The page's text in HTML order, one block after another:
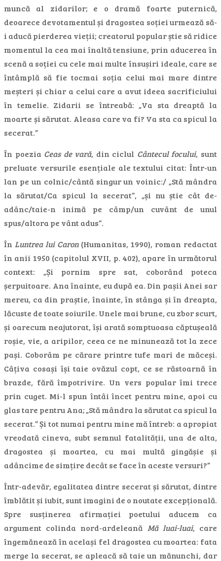
muncă al zidarilor; e o dramă foarte puternică,
deoarece devotamentul și dragostea soției urmează să-
i aducă pierderea vieții; creatorul popular știe să ridice
momentul la cea mai înaltă tensiune, prin aducerea în
scenă a soției cu cele mai multe însușiri ideale, care se
întâmplă să fie tocmai soția celui mai mare dintre
meșteri și chiar a celui care a avut ideea sacrificiului
în temelie. Zidarii se întreabă: „Va sta dreaptă la
moarte și sărutat. Aleasa care va fi? Va sta ca spicul la
secerat.”
În poezia Ceas de vară, din ciclul Cântecul focului, sunt
preluate versurile esențiale ale textului citat: Într-un
lan pe un colnic/cântă singur un voinic:/ „Stă mândra
la sărutat/Ca spicul la secerat”, „și nu știe cât de-
adânc/taie-n inimă pe câmp/un cuvânt de unul
spus/altora pe vânt adus”.
În Luntrea lui Caron(Humanitas, 1990), roman redactat
în anii 1950 (capitolul XVII, p. 402), apare în următorul
context: „Și pornim spre sat, coborând poteca
șerpuitoare. Ana înainte, eu după ea. Din pașii Anei sar
mereu, ca din praștie, înainte, în stânga și în dreapta,
lăcuste de toate soiurile. Unele mai brune, cu zbor scurt,
și oarecum neajutorat, își arată somptuoasa căptușeală
roșie, vie, a aripilor, ceea ce ne minunează tot la zece
pași. Coborâm pe cărare printre tufe mari de măceși.
Câțiva cosași își taie ovăzul copt, ce se răstoarnă în
brazde, fără împotrivire. Un vers popular îmi trece
prin cuget. Mi-l spun întâi încet pentru mine, apoi cu
glas tare pentru Ana; „Stă mândra la sărutat ca spicul la
secerat.” Și tot numai pentru mine mă întreb: a apropiat
vreodată cineva, subt semnul fatalității, una de alta,
dragostea și moartea, cu mai multă gingășie și
adâncime de simțire decât se face în aceste versuri?”
Într-adevăr, egalitatea dintre secerat și sărutat, dintre
îmblătit și iubit, sunt imagini de o noutate excepțională.
Spre susținerea afirmației poetului aducem ca
argument colinda nord-ardeleană Mă luai-luai, care
îngemănează în același fel dragostea cu moartea: fata
merge la secerat, se apleacă să taie un mănunchi, dar